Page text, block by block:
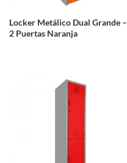
Locker Metálico Dual Grande –
2 Puertas Naranja